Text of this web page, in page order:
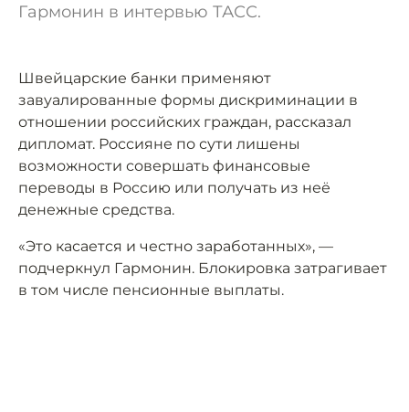
Гармонин в интервью ТАСС.
Швейцарские банки применяют
завуалированные формы дискриминации в
отношении российских граждан, рассказал
дипломат. Россияне по сути лишены
возможности совершать финансовые
переводы в Россию или получать из неё
денежные средства.
«Это касается и честно заработанных», —
подчеркнул Гармонин. Блокировка затрагивает
в том числе пенсионные выплаты.